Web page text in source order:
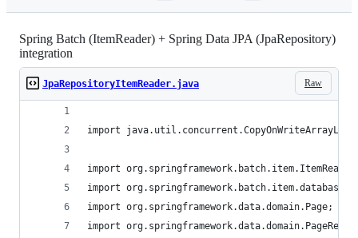
Spring Batch (ItemReader) + Spring Data JPA (JpaRepository)
integration
Raw
JpaRepositoryItemReader.java
import
import
import
import org.springframework.data.domain.Page;
import